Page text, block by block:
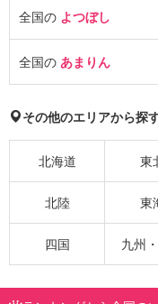
全国の よつぼし
全国の あまりん
その他のエリアから探
北海道 東
北陸 東
四国 九州